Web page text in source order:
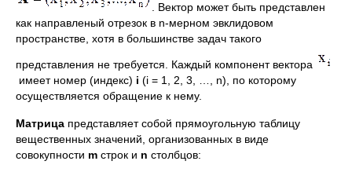
. Вектор может быть представлен
как направленый отрезок в n-мерном эвклидовом
пространстве, хотя в большинстве задач такого
представления не требуется. Каждый компонент вектора
имеет номер (индекс) i (i = 1, 2, 3, …, n), по которому
осуществляется обращение к нему.
Матрица представляет собой прямоугольную таблицу
вещественных значений, организованных в виде
совокупности m строк и n столбцов: